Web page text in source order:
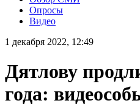
Опросы
Видео
1 декабря 2022, 12:49
Дятлову
года: